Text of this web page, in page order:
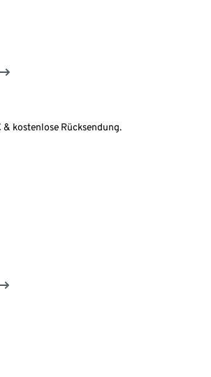
kostenlose Rücksendung.